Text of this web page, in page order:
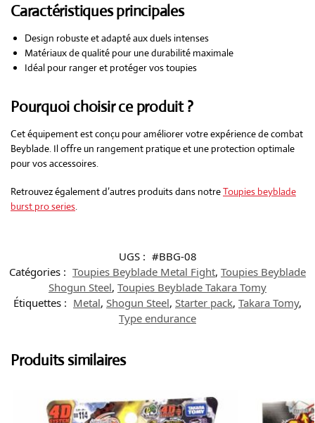
Caractéristiques principales
Design robuste et adapté aux duels intenses
Matériaux de qualité pour une durabilité maximale
Idéal pour ranger et protéger vos toupies
Pourquoi choisir ce produit ?
Cet équipement est conçu pour améliorer votre expérience de combat
Beyblade. Il offre un rangement pratique et une protection optimale
pour vos accessoires.
Retrouvez également d’autres produits dans notreToupies beyblade
burst pro series.
UGS : #BBG-08
Catégories : Toupies Beyblade Metal Fight, Toupies Beyblade
Shogun Steel, Toupies Beyblade Takara Tomy
Étiquettes : Metal, Shogun Steel, Starter pack, Takara Tomy,
Type endurance
Produits similaires